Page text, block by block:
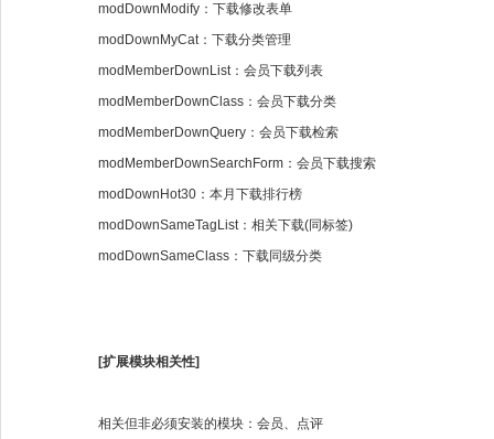
modDownModify：下载修改表单
modDownMyCat：下载分类管理
modMemberDownList：会员下载列表
modMemberDownClass：会员下载分类
modMemberDownQuery：会员下载检索
modMemberDownSearchForm：会员下载搜索
modDownHot30：本月下载排行榜
modDownSameTagList：相关下载(同标签)
modDownSameClass：下载同级分类
[扩展模块相关性]
相关但非必须安装的模块：会员、点评